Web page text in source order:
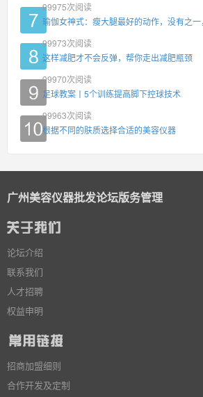
99975次阅读
瑜伽女神式：瘦大腿最好的动作，没有之一
99973次阅读
这样减肥才不会反弹，帮你走出减肥瓶颈
99970次阅读
足球教案丨5个训练提高脚下控球技术
99963次阅读
根据不同的肤质选择合适的美容仪器
广州美容仪器批发论坛版务管理
论坛介绍
联系我们
人才招聘
权益申明
招商加盟细则
合作开发及定制